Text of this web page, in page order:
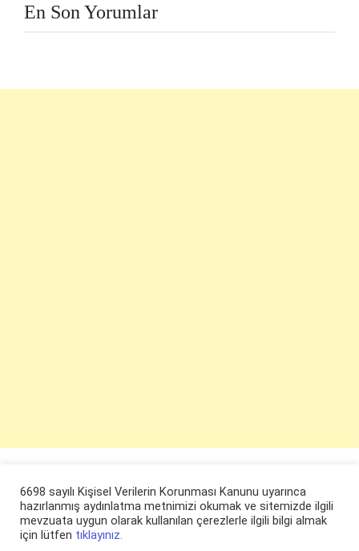
En Son Yorumlar
6698 sayılı Kişisel Verilerin Korunması Kanunu uyarınca
hazırlanmış aydınlatma metnimizi okumak ve sitemizde ilgili
mevzuata uygun olarak kullanılan çerezlerle ilgili bilgi almak
için lütfen tıklayınız.